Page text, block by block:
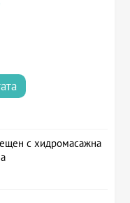
с хидромасажна